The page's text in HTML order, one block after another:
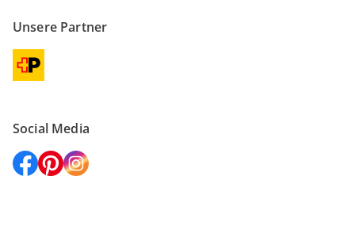
Unsere Partner
Social Media